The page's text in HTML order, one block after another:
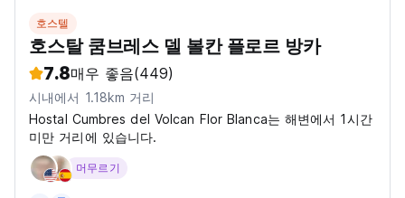
호스텔
호스탈 쿰브레스 델 볼칸 플로르 방카
7.8매우 좋음(449)
시내에서 1.18km 거리
Hostal Cumbres del Volcan Flor Blanca는 해변에서 1시간
미만 거리에 있습니다.
머무르기